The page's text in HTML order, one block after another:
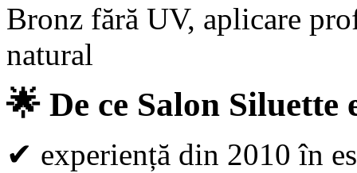
Bronz fără UV, aplicare
natural
🌟 De ce Salon Siluette
✔ experiență din 2010 în